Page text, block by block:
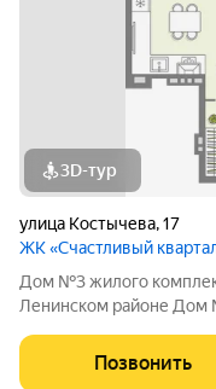
3D-тур
улица Костычева,17
ЖК «Счастливый
Дом №3 жилого
Ленинском районе Дом №3 новый формат
привычный комфорт
камерной атмосферой
Позвонить